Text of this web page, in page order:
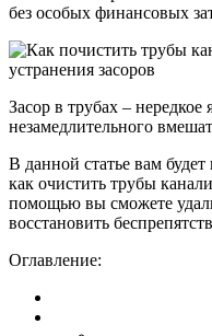
без особых финансовых
Засор в трубах –
незамедлительного
В данной статье вам
как очистить трубы
помощью вы сможете
восстановить
Оглавление: